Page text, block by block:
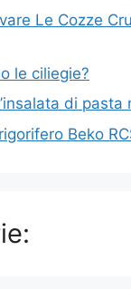
Le Cozze
le ciliegie?
di pasta
Beko